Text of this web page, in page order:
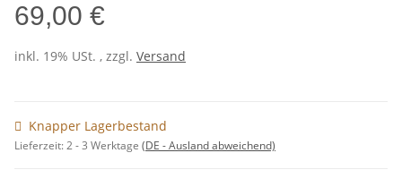
69,00 €
inkl. 19% USt. , zzgl. Versand
Knapper Lagerbestand
Lieferzeit:2 - 3 Werktage (DE - Ausland abweichend)